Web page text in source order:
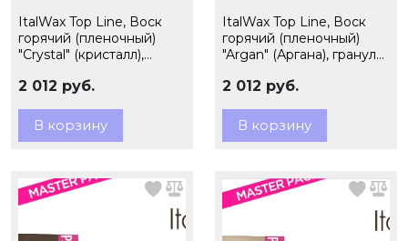
ItalWax Top Line, Воск
горячий (пленочный)
"Crystal" (кристалл),
2 012 руб.
В корзину
ItalWax Top Line, Воск
горячий (пленочный)
"Argan" (Аргана), гранулы,
2 012 руб.
В корзину